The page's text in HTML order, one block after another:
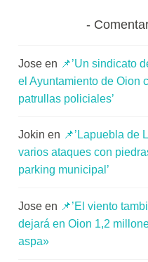
Jose en 📌’Un sindicato
el Ayuntamiento de Oion
patrullas policiales’
Jokin en 📌’Lapuebla de
varios ataques con
parking municipal’
Jose en 📌’El viento
dejará en Oion 1,2
aspa»